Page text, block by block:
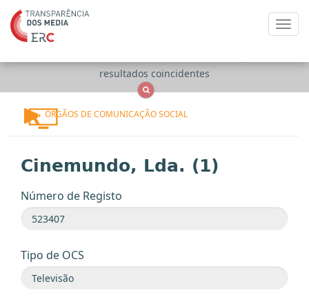
resultados coincidentes
ÓRGÃOS DE COMUNICAÇÃO SOCIAL
Cinemundo, Lda. (1)
Número de Registo
Tipo de OCS